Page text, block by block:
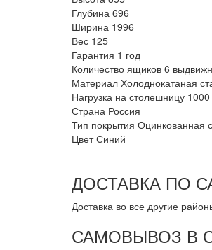
Глубина 696
Ширина 1996
Вес 125
Гарантия 1 год
Количество ящиков 6
Материал Холоднокатаная
Нагрузка на столешницу 1000
Страна Россия
Тип покрытия Оцинкованная
Цвет Синий
ДОСТАВКА ПО
Доставка во все другие
САМОВЫВОЗ В